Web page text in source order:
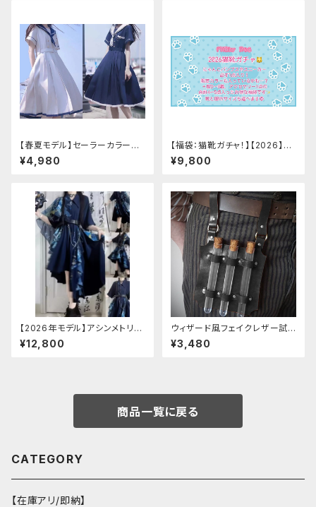
【春夏モデル】セーラーカラープ
リーツワンピース
¥4,980
【福袋：猫靴ガチャ！】【2026】Mi
lky Rag 福袋
¥9,800
【2026年モデル】アシンメトリー
チャイナ改良ドレス
¥12,800
ウィザード風フェイクレザー試
験管ホルダー
¥3,480
商品一覧に戻る
CATEGORY
【在庫アリ/即納】